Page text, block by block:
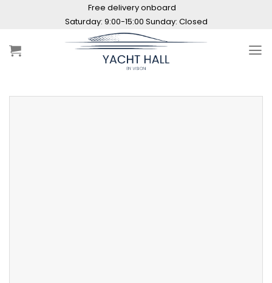
Saturday: 9:00-15:00 Sunday: Closed
Free delivery onboard